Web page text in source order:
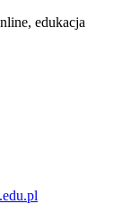
, edukacja